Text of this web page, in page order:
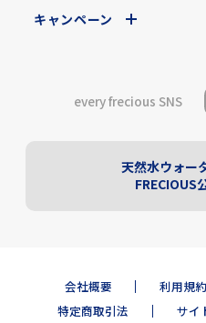
キャンペーン
every frecious SNS
天然水ウォー
FRECIOUS
会社概要 利用規約
特定商取引法
サイ